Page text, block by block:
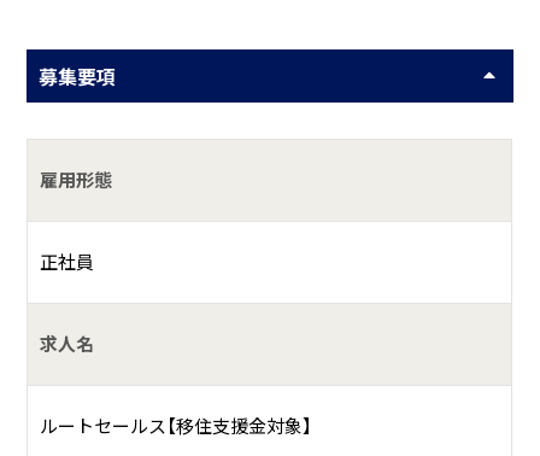
ズを満足させられるように情報やサービスを提供していき
お仕事の一例として、以下のような業務を想定し
ています。
先輩に同行研修を行い、慣れてきたらエリアを担当い
ただくようになります。
何をしている会社？
募集要項
雇用形態
正社員
求人名
ルートセールス【移住支援金対象】